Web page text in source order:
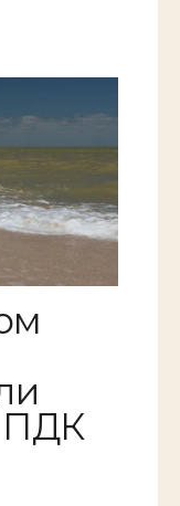
ПДК